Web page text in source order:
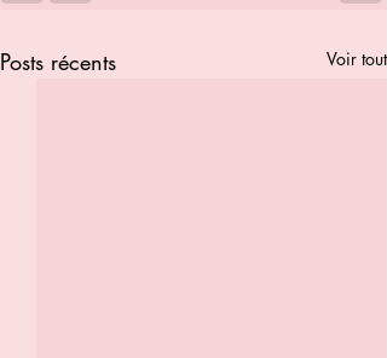
Posts récents Voir tout